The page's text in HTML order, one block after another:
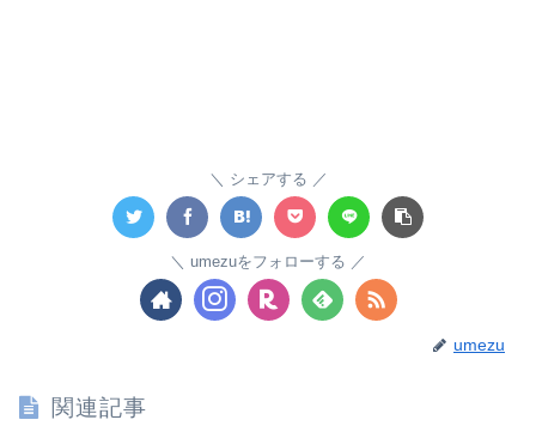
シェアする
umezuをフォローする
umezu
関連記事